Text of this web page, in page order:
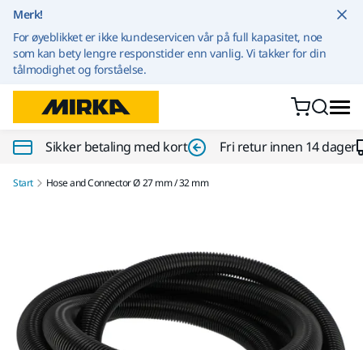
Merk!
For øyeblikket er ikke kundeservicen vår på full kapasitet, noe
som kan bety lengre responstider enn vanlig. Vi takker for din
tålmodighet og forståelse.
Sikker betaling med kort Fri retur innen 14 dager
Start Hose and Connector Ø 27 mm / 32 mm